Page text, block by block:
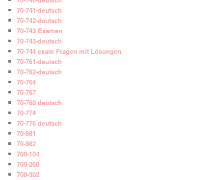
70-741-deutsch
70-742-deutsch
70-743 Examen
70-743-deutsch
70-744 exam Fragen mit Lösungen
70-761-deutsch
70-762-deutsch
70-764
70-767
70-768 deutsch
70-774
70-776 deutsch
70-981
70-982
700-104
700-260
700-302